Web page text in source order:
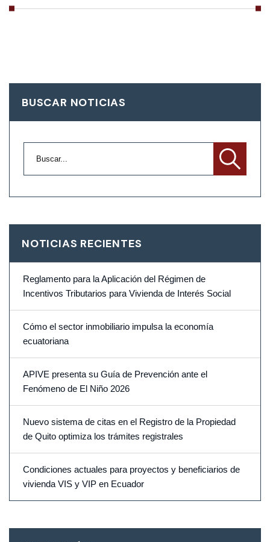
BUSCAR NOTICIAS
NOTICIAS RECIENTES
Reglamento para la Aplicación del Régimen de
Incentivos Tributarios para Vivienda de Interés Social
Cómo el sector inmobiliario impulsa la economía
ecuatoriana
APIVE presenta su Guía de Prevención ante el
Fenómeno de El Niño 2026
Nuevo sistema de citas en el Registro de la Propiedad
de Quito optimiza los trámites registrales
Condiciones actuales para proyectos y beneficiarios de
vivienda VIS y VIP en Ecuador